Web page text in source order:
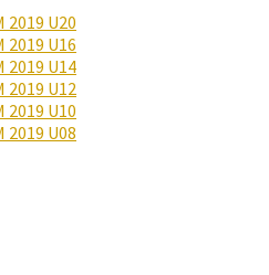
2019 U20
2019 U16
2019 U14
2019 U12
2019 U10
2019 U08